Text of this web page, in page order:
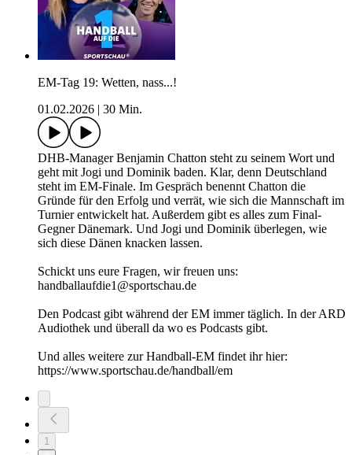
EM-Tag 19: Wetten, nass...!
01.02.2026
30 Min.
DHB-Manager Benjamin Chatton steht zu seinem Wort und
geht mit Jogi und Dominik baden. Klar, denn Deutschland
steht im EM-Finale. Im Gespräch benennt Chatton die
Gründe für den Erfolg und verrät, wie sich die Mannschaft im
Turnier entwickelt hat. Außerdem gibt es alles zum Final-
Gegner Dänemark. Und Jogi und Dominik überlegen, wie
sich diese Dänen knacken lassen.
Schickt uns eure Fragen, wir freuen uns:
handballaufdie1@sportschau.de
Den Podcast gibt während der EM immer täglich. In der ARD
Audiothek und überall da wo es Podcasts gibt.
Und alles weitere zur Handball-EM findet ihr hier:
https://www.sportschau.de/handball/em
1